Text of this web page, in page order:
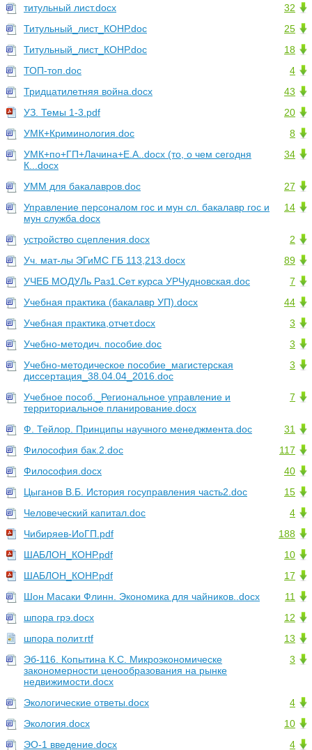
32
титульный лист.docx
25
Титульный_лист_КОНР.doc
18
Титульный_лист_КОНР.doc
4
ТОП-топ.doc
43
Тридцатилетняя война.docx
20
УЗ. Темы 1-3.pdf
8
УМК+Криминология.doc
34
УМК+по+ГП+Лачина+Е.А..docx (то, о чем сегодня
К...docx
27
УММ для бакалавров.doc
14
Управление персоналом гос и мун сл. бакалавр гос и
мун служба.docx
2
устройство сцепления.docx
89
Уч. мат-лы ЭГиМС ГБ 113,213.docx
7
УЧЕБ МОДУЛь Раз1.Сет курса УРЧудновская.doc
44
Учебная практика (бакалавр УП).docx
3
Учебная практика,отчет.docx
3
Учебно-методич. пособие.doc
3
Учебно-методическое пособие_магистерская
диссертация_38.04.04_2016.doc
7
Учебное пособ._Региональное управление и
территориальное планирование.docx
31
Ф. Тейлор. Принципы научного менеджмента.doc
117
Философия бак.2.doc
40
Философия.docx
15
Цыганов В.Б. История госуправления часть2.doc
4
Человеческий капитал.doc
188
Чибиряев-ИоГП.pdf
10
ШАБЛОН_КОНР.pdf
17
ШАБЛОН_КОНР.pdf
11
Шон Масаки Флинн. Экономика для чайников..docx
12
шпора грэ.docx
13
шпора полит.rtf
3
Эб-116. Копытина К.С. Микроэкономическе
закономерности ценообразования на рынке
недвижимости.docx
4
Экологические ответы.docx
10
Экология.docx
4
ЭО-1 введение.docx